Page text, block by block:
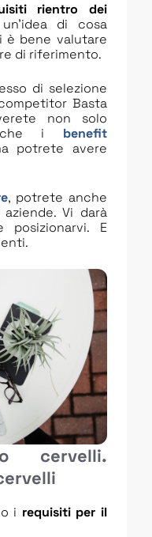
rientro dei
di cosa
è bene valutare
di riferimento.
di selezione
Basta
non solo
i benefit
potrete avere
, potrete anche
Vi darà
posizionarvi. E
cervelli.
i requisiti per il